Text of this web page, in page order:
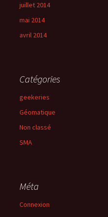
juillet 2014
mai 2014
avril 2014
Catégories
geekeries
Géomatique
Non classé
SMA
Méta
Connexion